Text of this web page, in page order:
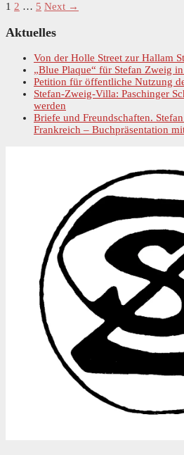
1 2 … 5 Next →
Primary
Aktuelles
Von der Holle Street zur Hallam
„Blue Plaque“ für Stefan Zweig
Petition für öffentliche Nutzung
Stefan-Zweig-Villa: Paschinger
werden
Briefe und Freundschaften.
Frankreich – Buchpräsentation